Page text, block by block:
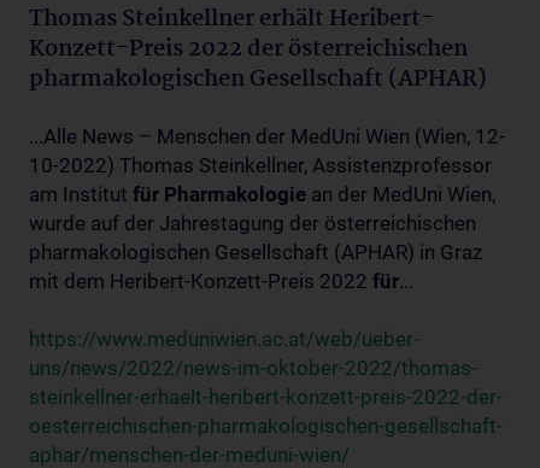
Thomas Steinkellner erhält Heribert-
Konzett-Preis 2022 der österreichischen
pharmakologischen Gesellschaft (APHAR)
...Alle News – Menschen der MedUni Wien (Wien, 12-
10-2022) Thomas Steinkellner, Assistenzprofessor
am Institut für Pharmakologie an der MedUni Wien,
wurde auf der Jahrestagung der österreichischen
pharmakologischen Gesellschaft (APHAR) in Graz
mit dem Heribert-Konzett-Preis 2022 für...
https://www.meduniwien.ac.at/web/ueber-
uns/news/2022/news-im-oktober-2022/thomas-
steinkellner-erhaelt-heribert-konzett-preis-2022-der-
oesterreichischen-pharmakologischen-gesellschaft-
aphar/menschen-der-meduni-wien/